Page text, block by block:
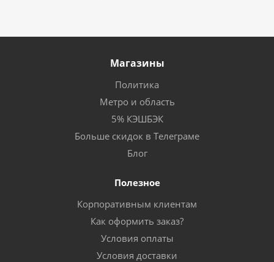
Магазины
Политика
Метро и область
5% КЭШБЭК
Больше скидок в Телеграме
Блог
Полезное
Корпоративным клиентам
Как оформить заказ?
Условия оплаты
Условия доставки